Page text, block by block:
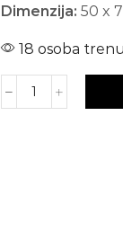
Dimenzija: 50 x
18 osoba
SUPER